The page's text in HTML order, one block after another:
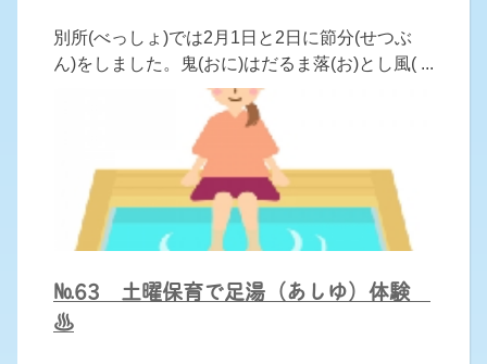
別所(べっしょ)では2月1日と2日に節分(せつぶ
ん)をしました。鬼(おに)はだるま落(お)とし風( ...
№63 土曜保育で足湯（あしゆ）体験
♨